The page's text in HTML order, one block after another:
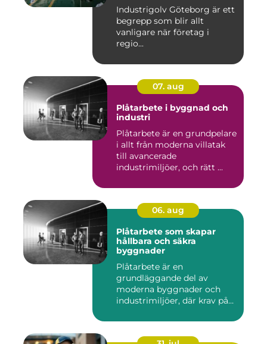
Industrigolv Göteborg är ett
begrepp som blir allt
vanligare när företag i
regio...
07. aug
Plåtarbete i byggnad och
industri
Plåtarbete är en grundpelare
i allt från moderna villatak
till avancerade
industrimiljöer, och rätt ...
06. aug
Plåtarbete som skapar
hållbara och säkra
byggnader
Plåtarbete är en
grundläggande del av
moderna byggnader och
industrimiljöer, där krav på